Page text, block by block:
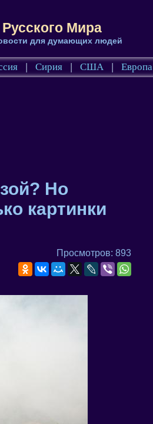
Мира
для думающих людей
| Сирия | США | Европа
Но
картинки
Просмотров: 893